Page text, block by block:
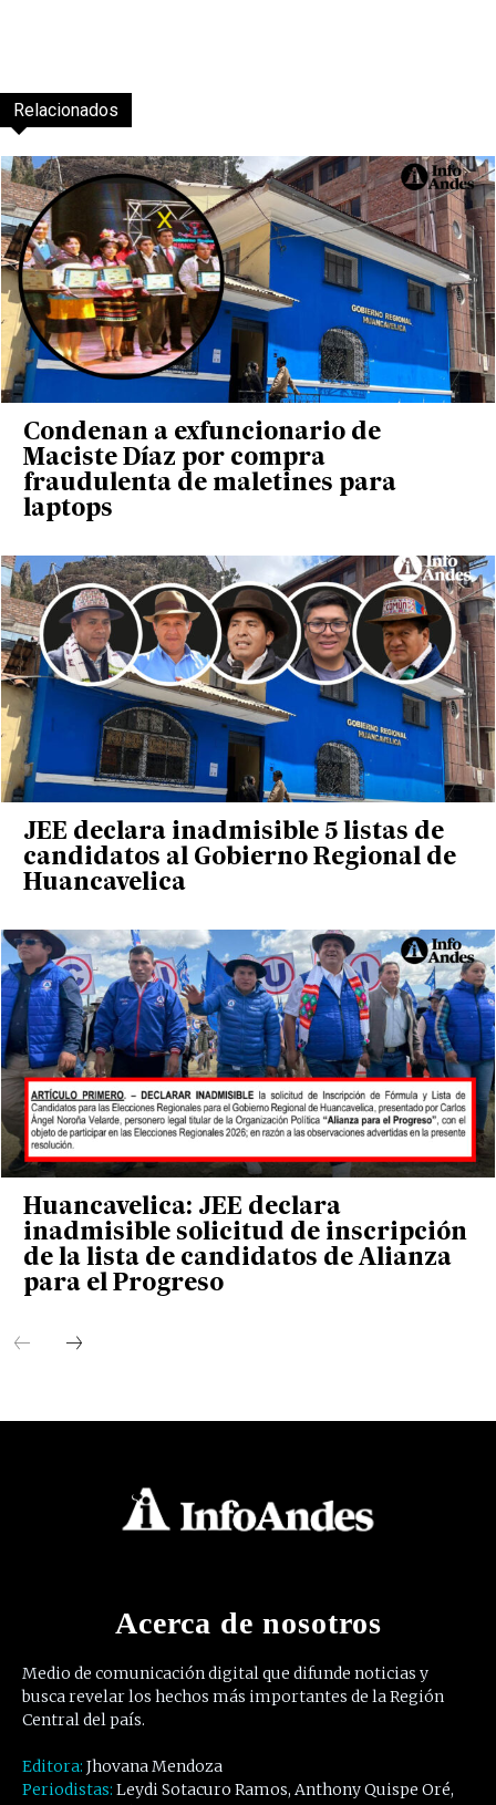
Relacionados
Condenan a exfuncionario de
Maciste Díaz por compra
fraudulenta de maletines para
laptops
JEE declara inadmisible 5 listas de
candidatos al Gobierno Regional de
Huancavelica
Huancavelica: JEE declara
inadmisible solicitud de inscripción
de la lista de candidatos de Alianza
para el Progreso
Acerca de nosotros
Medio de comunicación digital que difunde noticias y
busca revelar los hechos más importantes de la Región
Central del país.
Editora: Jhovana Mendoza
Periodistas: Leydi Sotacuro Ramos, Anthony Quispe Oré,